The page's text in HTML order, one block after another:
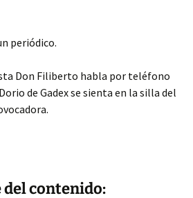
periódico.
Don Filiberto habla por teléfono
de Gadex se sienta en la silla del
del contenido: